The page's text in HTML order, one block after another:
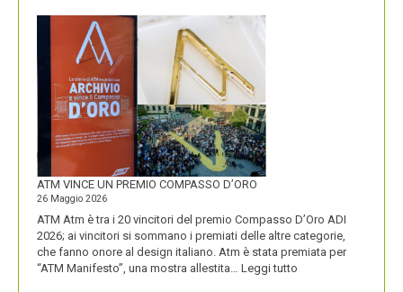
IL
NUOVO
LOGO
DOLOMITI
ENERGIA
MOSTRA
LA
SUA
IDENTITÀ
FORTE
ATM VINCE UN PREMIO COMPASSO D’ORO
26 Maggio 2026
ATM Atm è tra i 20 vincitori del premio Compasso D’Oro ADI
2026; ai vincitori si sommano i premiati delle altre categorie,
che fanno onore al design italiano. Atm è stata premiata per
“ATM Manifesto”, una mostra allestita… Leggi tutto